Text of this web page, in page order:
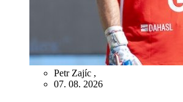
Petr Zajíc ,
07. 08. 2026